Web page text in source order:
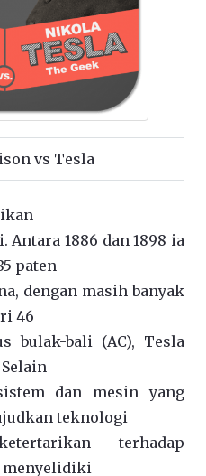
vs Tesla
1886 dan 1898 ia
paten
dengan masih banyak
46
bulak-bali (AC), Tesla
dan mesin yang
teknologi
terhadap
menyelidiki